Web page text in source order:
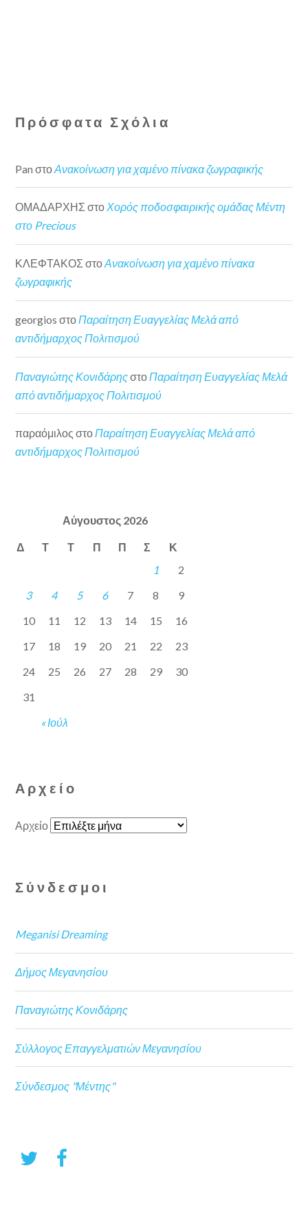
Πρόσφατα Σχόλια
Pan στοΑνακοίνωση για χαμένο πίνακα ζωγραφικής
ΟΜΑΔΑΡΧΗΣ στοΧορός ποδοσφαιρικής ομάδας Μέντη
στο Precious
ΚΛΕΦΤΑΚΟΣ στοΑνακοίνωση για χαμένο πίνακα
ζωγραφικής
georgios στοΠαραίτηση Ευαγγελίας Μελά από
αντιδήμαρχος Πολιτισμού
Παναγιώτης Κονιδάρηςστο Παραίτηση Ευαγγελίας Μελά
από αντιδήμαρχος Πολιτισμού
παραόμιλος στοΠαραίτηση Ευαγγελίας Μελά από
αντιδήμαρχος Πολιτισμού
Αύγουστος 2026
Δ Τ Τ Π Π Σ Κ
« Ιούλ
1
2
3
4 5 6 7 8
9
10
11 12 13 14 15
16
17
18 19 20 21 22
23
24
25 26 27 28 29
30
31
Αρχείο
Αρχείο
Σύνδεσμοι
Meganisi Dreaming
Δήμος Μεγανησίου
Παναγιώτης Κονιδάρης
Σύλλογος Επαγγελματιών Μεγανησίου
Σύνδεσμος "Μέντης"